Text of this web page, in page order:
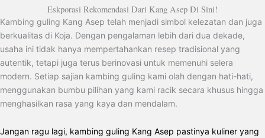
Eskporasi Rekomendasi Dari Kang Asep Di Sini!
Kambing guling Kang Asep telah menjadi simbol kelezatan dan juga
berkualitas di Koja. Dengan pengalaman lebih dari dua dekade,
usaha ini tidak hanya mempertahankan resep tradisional yang
autentik, tetapi juga terus berinovasi untuk memenuhi selera
modern. Setiap sajian kambing guling kami olah dengan hati-hati,
menggunakan bumbu pilihan yang kami racik secara khusus hingga
menghasilkan rasa yang kaya dan mendalam.
Jangan ragu lagi, kambing guling Kang Asep pastinya kuliner yang